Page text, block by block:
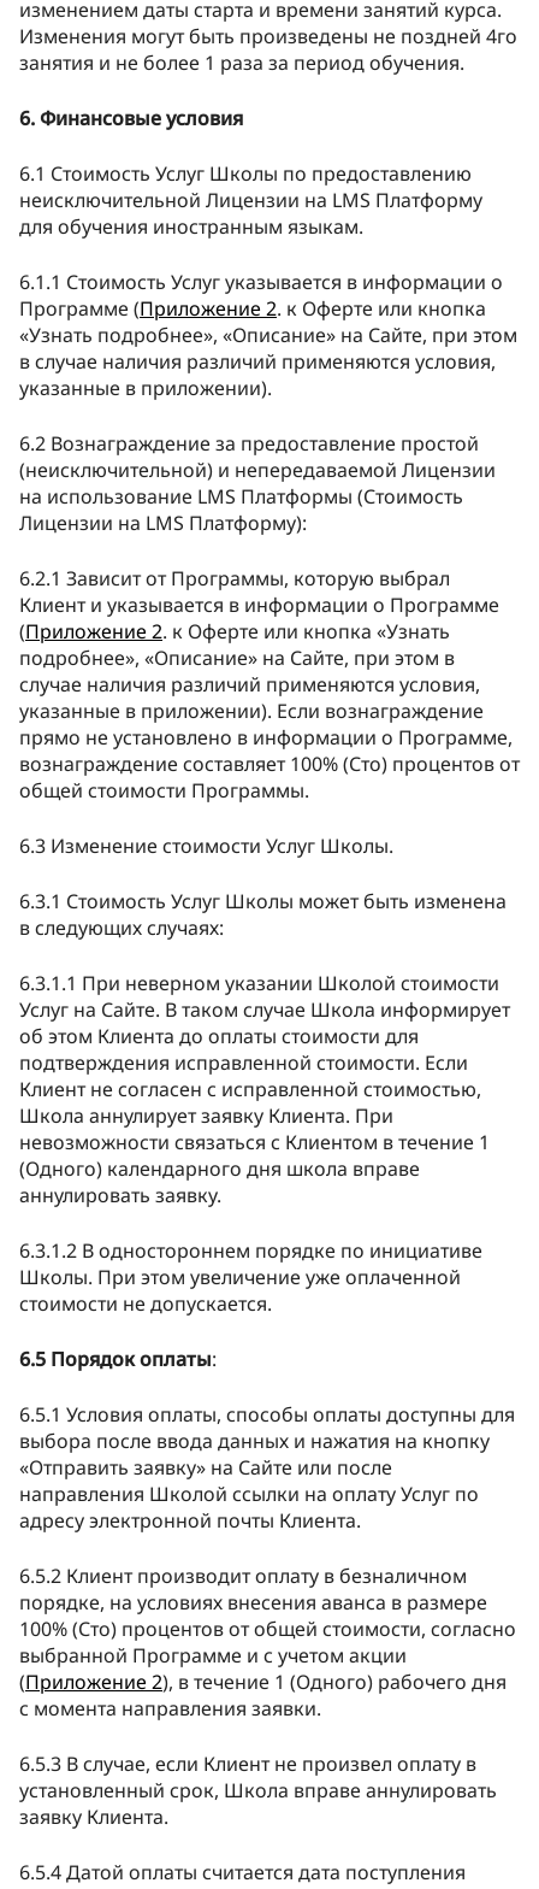
изменением даты старта и времени занятий курса.
Изменения могут быть произведены не поздней 4го
занятия и не более 1 раза за период обучения.
6. Финансовые условия
6.1 Стоимость Услуг Школы по предоставлению
неисключительной Лицензии на LMS Платформу
для обучения иностранным языкам.
6.1.1 Стоимость Услуг указывается в информации о
Программе (Приложение 2. к Оферте или кнопка
«Узнать подробнее», «Описание» на Сайте, при этом
в случае наличия различий применяются условия,
указанные в приложении).
6.2 Вознаграждение за предоставление простой
(неисключительной) и непередаваемой Лицензии
на использование LMS Платформы (Стоимость
Лицензии на LMS Платформу):
6.2.1 Зависит от Программы, которую выбрал
Клиент и указывается в информации о Программе
(Приложение 2. к Оферте или кнопка «Узнать
подробнее», «Описание» на Сайте, при этом в
случае наличия различий применяются условия,
указанные в приложении). Если вознаграждение
прямо не установлено в информации о Программе,
вознаграждение составляет 100% (Сто) процентов от
общей стоимости Программы.
6.3 Изменение стоимости Услуг Школы.
6.3.1 Стоимость Услуг Школы может быть изменена
в следующих случаях:
6.3.1.1 При неверном указании Школой стоимости
Услуг на Сайте. В таком случае Школа информирует
об этом Клиента до оплаты стоимости для
подтверждения исправленной стоимости. Если
Клиент не согласен с исправленной стоимостью,
Школа аннулирует заявку Клиента. При
невозможности связаться с Клиентом в течение 1
(Одного) календарного дня школа вправе
аннулировать заявку.
6.3.1.2 В одностороннем порядке по инициативе
Школы. При этом увеличение уже оплаченной
стоимости не допускается.
6.5 Порядок оплаты:
6.5.1 Условия оплаты, способы оплаты доступны для
выбора после ввода данных и нажатия на кнопку
«Отправить заявку» на Сайте или после
направления Школой ссылки на оплату Услуг по
адресу электронной почты Клиента.
6.5.2 Клиент производит оплату в безналичном
порядке, на условиях внесения аванса в размере
100% (Сто) процентов от общей стоимости, согласно
выбранной Программе и с учетом акции
(Приложение 2), в течение 1 (Одного) рабочего дня
с момента направления заявки.
6.5.3 В случае, если Клиент не произвел оплату в
установленный срок, Школа вправе аннулировать
заявку Клиента.
6.5.4 Датой оплаты считается дата поступления